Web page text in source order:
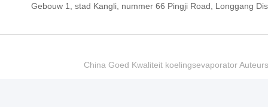
Gebouw 1, stad Kangli, nummer 66 Pingji Road, Longgang
China Goed Kwaliteit koelingsevaporator